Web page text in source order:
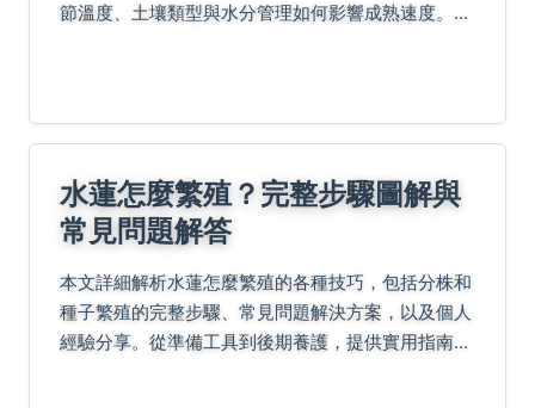
節溫度、土壤類型與水分管理如何影響成熟速度。提
水蓮怎麼繁殖？完整步驟圖解與
常見問題解答
本文詳細解析水蓮怎麼繁殖的各種技巧，包括分株和
種子繁殖的完整步驟、常見問題解決方案，以及個人
經驗分享。從準備工具到後期養護，提供實用指南，